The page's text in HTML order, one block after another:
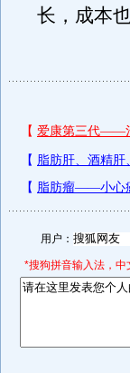
长，成本也
用户：
*搜狗拼音输入法，中